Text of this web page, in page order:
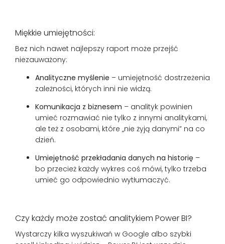
Miękkie umiejętności:
Bez nich nawet najlepszy raport może przejść
niezauważony:
Analityczne myślenie – umiejętność dostrzeżenia
zależności, których inni nie widzą.
Komunikacja z biznesem – analityk powinien
umieć rozmawiać nie tylko z innymi analitykami,
ale też z osobami, które „nie żyją danymi” na co
dzień.
Umiejętność przekładania danych na historię –
bo przecież każdy wykres coś mówi, tylko trzeba
umieć go odpowiednio wytłumaczyć.
Czy każdy może zostać analitykiem Power BI?
Wystarczy kilka wyszukiwań w Google albo szybki